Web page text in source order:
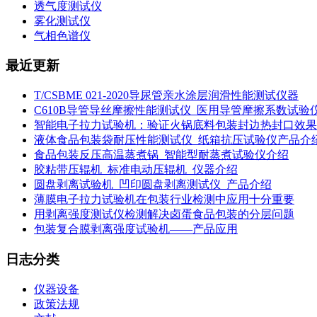
透气度测试仪
雾化测试仪
气相色谱仪
最近更新
T/CSBME 021-2020导尿管亲水涂层润滑性能测试仪器
C610B导管导丝摩擦性能测试仪_医用导管摩擦系数试验
智能电子拉力试验机：验证火锅底料包装封边热封口效果
液体食品包装袋耐压性能测试仪_纸箱抗压试验仪产品介
食品包装反压高温蒸煮锅_智能型耐蒸煮试验仪介绍
胶粘带压辊机_标准电动压辊机_仪器介绍
圆盘剥离试验机_凹印圆盘剥离测试仪_产品介绍
薄膜电子拉力试验机在包装行业检测中应用十分重要
用剥离强度测试仪检测解决卤蛋食品包装的分层问题
包装复合膜剥离强度试验机——产品应用
日志分类
仪器设备
政策法规